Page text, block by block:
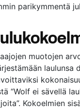
parikymmentä
muotojen
laulunsa
“Wolf ei sävellä
Kokoelmien